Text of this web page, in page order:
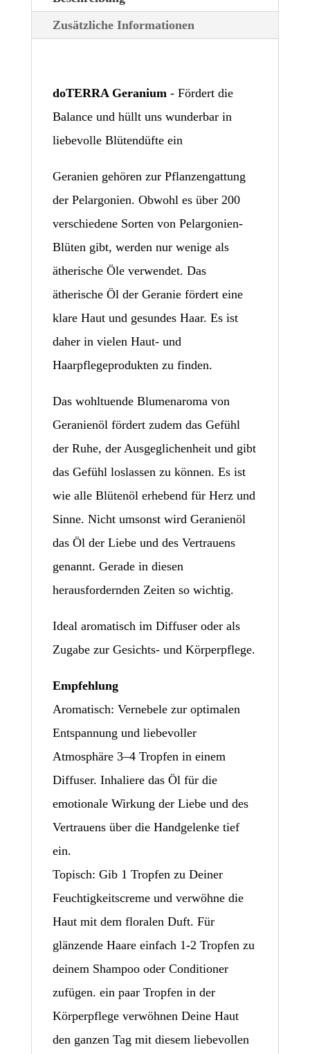
Zusätzliche Informationen
doTERRA Geranium - Fördert die
Balance und hüllt uns wunderbar in
liebevolle Blütendüfte ein
Geranien gehören zur Pflanzengattung
der Pelargonien. Obwohl es über 200
verschiedene Sorten von Pelargonien-
Blüten gibt, werden nur wenige als
ätherische Öle verwendet. Das
ätherische Öl der Geranie fördert eine
klare Haut und gesundes Haar. Es ist
daher in vielen Haut- und
Haarpflegeprodukten zu finden.
Das wohltuende Blumenaroma von
Geranienöl fördert zudem das Gefühl
der Ruhe, der Ausgeglichenheit und gibt
das Gefühl loslassen zu können. Es ist
wie alle Blütenöl erhebend für Herz und
Sinne. Nicht umsonst wird Geranienöl
das Öl der Liebe und des Vertrauens
genannt. Gerade in diesen
herausfordernden Zeiten so wichtig.
Ideal aromatisch im Diffuser oder als
Zugabe zur Gesichts- und Körperpflege.
Empfehlung
Aromatisch: Vernebele zur optimalen
Entspannung und liebevoller
Atmosphäre 3–4 Tropfen in einem
Diffuser. Inhaliere das Öl für die
emotionale Wirkung der Liebe und des
Vertrauens über die Handgelenke tief
ein.
Topisch: Gib 1 Tropfen zu Deiner
Feuchtigkeitscreme und verwöhne die
Haut mit dem floralen Duft. Für
glänzende Haare einfach 1-2 Tropfen zu
deinem Shampoo oder Conditioner
zufügen. ein paar Tropfen in der
Körperpflege verwöhnen Deine Haut
den ganzen Tag mit diesem liebevollen